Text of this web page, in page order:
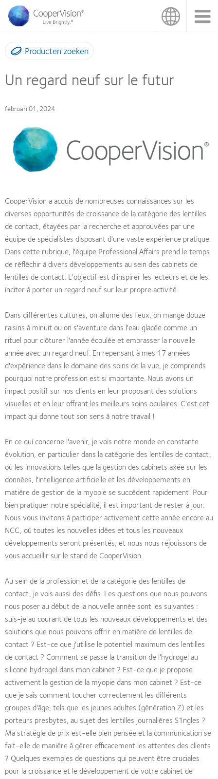
Overslaan
naar
de
inhoud
gaan
Producten zoeken
Un regard neuf sur le futur
februari 01, 2024
CooperVision a acquis de nombreuses connaissances sur les
diverses opportunités de croissance de la catégorie des lentilles
de contact, étayées par la recherche et approuvées par une
équipe de spécialistes disposant d'une vaste expérience pratique.
Dans cette rubrique, l'équipe Professional Affairs prend le temps
de réfléchir à divers développements au sein des cabinets de
lentilles de contact. L'objectif est d'inspirer les lecteurs et de les
inciter à porter un regard neuf sur leur propre activité.
Dans différentes cultures, on allume des feux, on mange douze
raisins à minuit ou on s'aventure dans l'eau glacée comme un
rituel pour clôturer l'année écoulée et embrasser la nouvelle
année avec un regard neuf. En repensant à mes 17 années
d'expérience dans le domaine des soins de la vue, je comprends
pourquoi notre profession est si importante. Nous avons un
impact positif sur nos clients en leur proposant des solutions
visuelles et en leur offrant les meilleurs soins oculaires. C'est cet
impact qui donne tout son sens à notre travail !
En ce qui concerne l'avenir, je vois notre monde en constante
évolution, en particulier dans la catégorie des lentilles de contact,
où les innovations telles que la gestion des cabinets axée sur les
données, l'intelligence artificielle et les développements en
matière de gestion de la myopie se succèdent rapidement. Pour
bien pratiquer notre spécialité, il est important de rester à jour.
Nous vous invitons à participer activement cette année encore au
NCC, où toutes les nouvelles idées et tous les nouveaux
développements seront présentés, et nous nous réjouissons de
vous accueillir sur le stand de CooperVision.
Au sein de la profession et de la catégorie des lentilles de
contact, je vois aussi des défis. Les questions que nous pouvons
nous poser au début de la nouvelle année sont les suivantes :
suis-je au courant de tous les nouveaux développements et des
solutions que nous pouvons offrir en matière de lentilles de
contact ? Est-ce que j'utilise le potentiel maximum des lentilles
de contact ? Comment se passe la transition de l'hydrogel au
silicone hydrogel dans mon cabinet ? Est-ce que je propose
activement la gestion de la myopie dans mon cabinet ? Est-ce
que je sais comment toucher correctement les différents
groupes d'âge, tels que les jeunes adultes (génération Z) et les
porteurs presbytes, au sujet des lentilles journalières S1ngles ?
Ma stratégie de prix est-elle bien pensée et la communication se
fait-elle de manière à gérer efficacement les attentes des clients
? Quelques exemples de questions qui peuvent être cruciales
pour la croissance et le développement de votre cabinet de